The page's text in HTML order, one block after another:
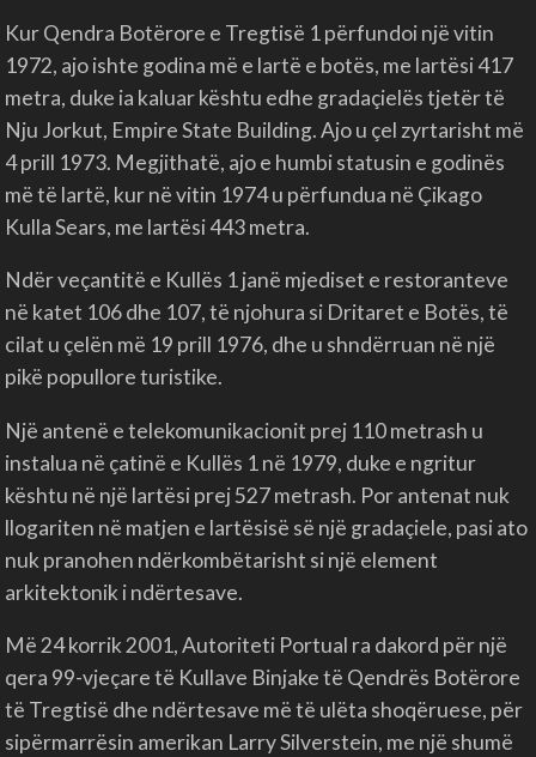
Kur Qendra Botërore e Tregtisë 1 përfundoi një vitin
1972, ajo ishte godina më e lartë e botës, me lartësi 417
metra, duke ia kaluar kështu edhe gradaçielës tjetër të
Nju Jorkut, Empire State Building. Ajo u çel zyrtarisht më
4 prill 1973. Megjithatë, ajo e humbi statusin e godinës
më të lartë, kur në vitin 1974 u përfundua në Çikago
Kulla Sears, me lartësi 443 metra.
Ndër veçantitë e Kullës 1 janë mjediset e restoranteve
në katet 106 dhe 107, të njohura si Dritaret e Botës, të
cilat u çelën më 19 prill 1976, dhe u shndërruan në një
pikë popullore turistike.
Një antenë e telekomunikacionit prej 110 metrash u
instalua në çatinë e Kullës 1 në 1979, duke e ngritur
kështu në një lartësi prej 527 metrash. Por antenat nuk
llogariten në matjen e lartësisë së një gradaçiele, pasi ato
nuk pranohen ndërkombëtarisht si një element
arkitektonik i ndërtesave.
Më 24 korrik 2001, Autoriteti Portual ra dakord për një
qera 99-vjeçare të Kullave Binjake të Qendrës Botërore
të Tregtisë dhe ndërtesave më të ulëta shoqëruese, për
sipërmarrësin amerikan Larry Silverstein, me një shumë